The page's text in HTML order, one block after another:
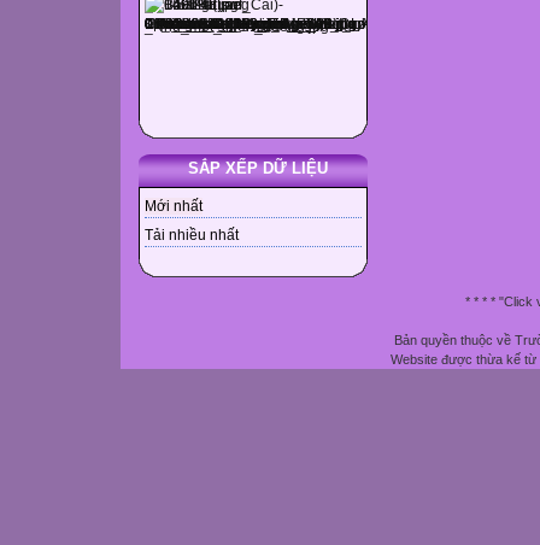
SẮP XẾP DỮ LIỆU
Mới nhất
Tải nhiều nhất
* * * * "Click
Bản quyền thuộc về
Website được thừa kế từ